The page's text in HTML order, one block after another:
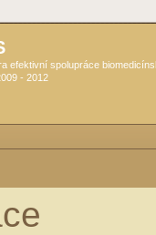
efektivní spolupráce
- 2012